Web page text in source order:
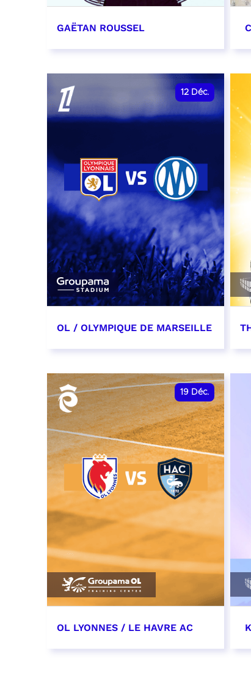
GAËTAN ROUSSEL
RÉSERVER
12 Déc.
OL / OLYMPIQUE DE MARSEILLE
RÉSERVER
19 Déc.
OL LYONNES / LE HAVRE AC